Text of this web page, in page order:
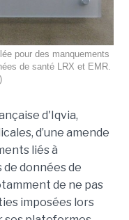
pour des manquements
de santé LRX et EMR.
d'Iqvia,
d’une amende
liés à
données de
de ne pas
imposées lors